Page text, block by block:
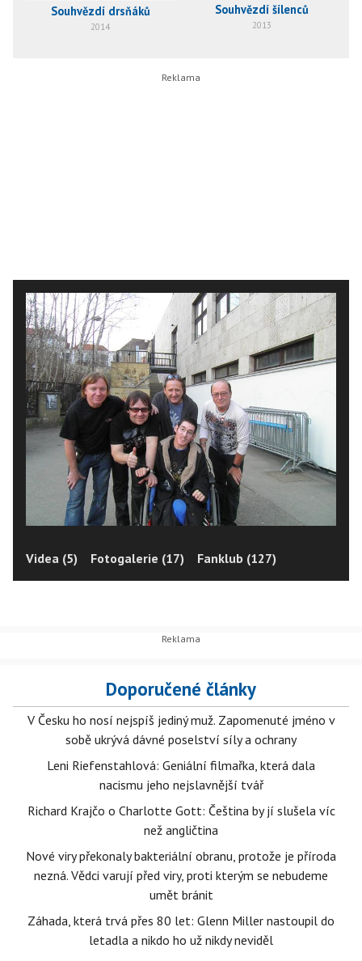
Souhvězdí drsňáků
2014
Souhvězdí šílenců
2013
Videa (5) Fotogalerie (17) Fanklub (127)
Doporučené články
V Česku ho nosí nejspíš jediný muž. Zapomenuté jméno v
sobě ukrývá dávné poselství síly a ochrany
Leni Riefenstahlová: Geniální filmařka, která dala
nacismu jeho nejslavnější tvář
Richard Krajčo o Charlotte Gott: Čeština by jí slušela víc
než angličtina
Nové viry překonaly bakteriální obranu, protože je příroda
nezná. Vědci varují před viry, proti kterým se nebudeme
umět bránit
Záhada, která trvá přes 80 let: Glenn Miller nastoupil do
letadla a nikdo ho už nikdy neviděl